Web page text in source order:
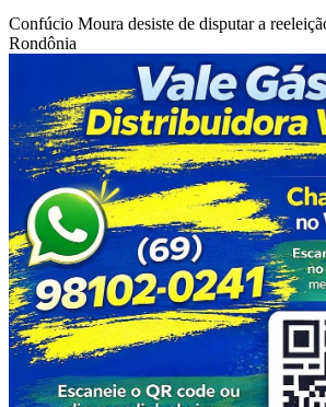
Confúcio Moura desiste de disputar a
Rondônia